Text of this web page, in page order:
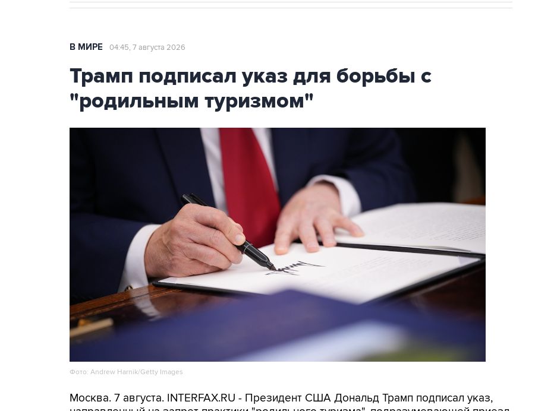
В МИРЕ 04:45, 7 августа 2026
Трамп подписал указ для борьбы с
"родильным туризмом"
Фото: Andrew Harnik/Getty Images
Москва. 7 августа. INTERFAX.RU - Президент США Дональд Трамп подписал указ,